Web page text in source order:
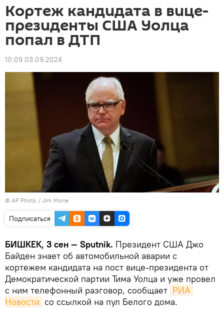
Кортеж кандидата в вице-
президенты США Уолца
попал в ДТП
10:09 03.09.2024
© AP Photo / Jim Mone
Подписаться
БИШКЕК, 3 сен — Sputnik. Президент США Джо
Байден знает об автомобильной аварии с
кортежем кандидата на пост вице-президента от
Демократической партии Тима Уолца и уже провел
с ним телефонный разговор, сообщает РИА
Новости со ссылкой на пул Белого дома.